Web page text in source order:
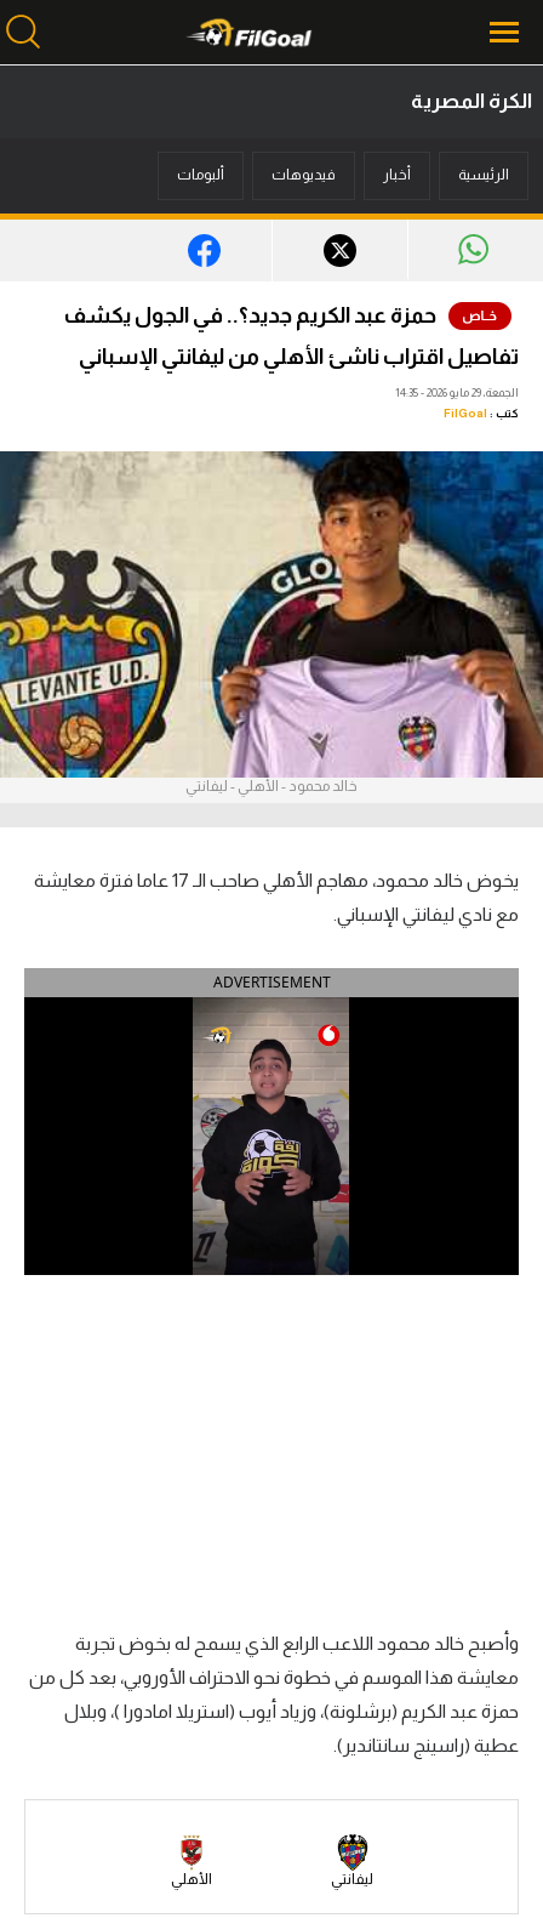
أخبار
ميركاتو
فانتازي في الجول
فيديوهات
عدسات
آراء حرة
بطولات
أمريكا 2026
الدوري الإسباني
الدوري الإيطالي
الدوري السعودي للمحترفين
دوري أبطال إفريقيا
سعودي في الجول
الدوري الإنجليزي
الدوري الإسباني
الكرة المصرية
الرئيسية أخبار فيديوهات ألبومات
حمزة عبد الكريم جديد؟.. في الجول يكشف
تفاصيل اقتراب ناشئ الأهلي من ليفانتي الإسباني
الجمعة، 29 مايو 2026 - 14:35
كتب : FilGoal
خالد محمود - الأهلي - ليفانتي
يخوض خالد محمود، مهاجم الأهلي صاحب الـ 17 عاما فترة معايشة
مع نادي ليفانتي الإسباني.
ADVERTISEMENT
وأصبح خالد محمود اللاعب الرابع الذي يسمح له بخوض تجربة
معايشة هذا الموسم في خطوة نحو الاحتراف الأوروبي، بعد كل من
حمزة عبد الكريم (برشلونة)، وزياد أيوب (استريلا امادورا )، وبلال
عطية (راسينج سانتاندير).
ليفانتي الأهلي